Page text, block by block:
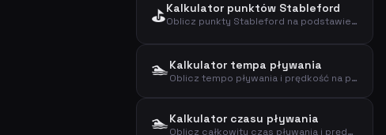
⛳Kalkulator punktów Stableford
Oblicz punkty Stableford na podstawie wyniku, par i handicapu
🏊Kalkulator tempa pływania
Oblicz tempo pływania i prędkość na podstawie dystansu i czasu
🏊Kalkulator czasu pływania
Oblicz całkowity czas pływania i prędkość na podstawie dystansu i tempa na 100m